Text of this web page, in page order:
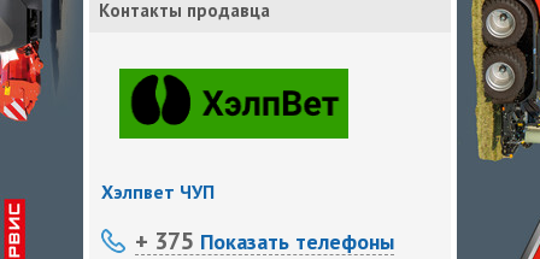
Контакты продавца
Хэлпвет ЧУП
+ 375 Показать телефоны